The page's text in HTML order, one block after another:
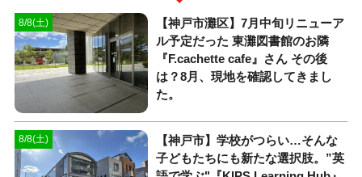
8/8(土)
【神戸市灘区】7月中旬リニューア
ル予定だった 東灘図書館のお隣
『F.cachette cafe』さん その後
は？8月、現地を確認してきまし
た。
8/8(土)
【神戸市】学校がつらい…そんな
子どもたちにも新たな選択肢。”英